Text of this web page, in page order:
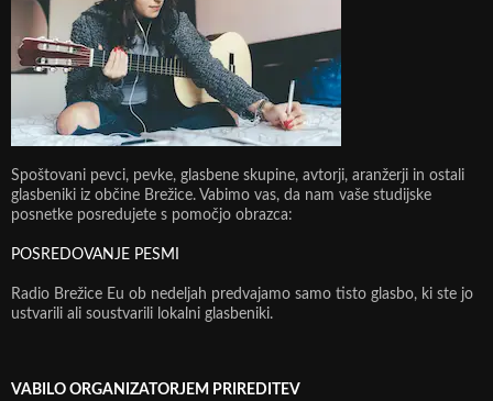
Spoštovani pevci, pevke, glasbene skupine, avtorji, aranžerji in ostali
glasbeniki iz občine Brežice. Vabimo vas, da nam vaše studijske
posnetke posredujete s pomočjo obrazca:
POSREDOVANJE PESMI
Radio Brežice Eu ob nedeljah predvajamo samo tisto glasbo, ki ste jo
ustvarili ali soustvarili lokalni glasbeniki.
VABILO ORGANIZATORJEM PRIREDITEV